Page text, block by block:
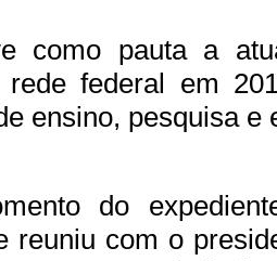
como pauta a
rede federal em
ensino, pesquisa e
do
reuniu com o